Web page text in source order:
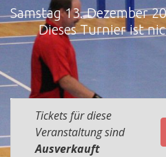
Samstag 13. Dezember
Dieses Turnier ist
Tickets für diese
Veranstaltung sind
Ausverkauft